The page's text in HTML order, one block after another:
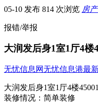
05-10 发布 814 次浏览 房
报错/举报
大润发后身1室1厅4楼
无忧信息网无忧信息港最
大润发后身1室1厅4楼
装修情况： 简单装修